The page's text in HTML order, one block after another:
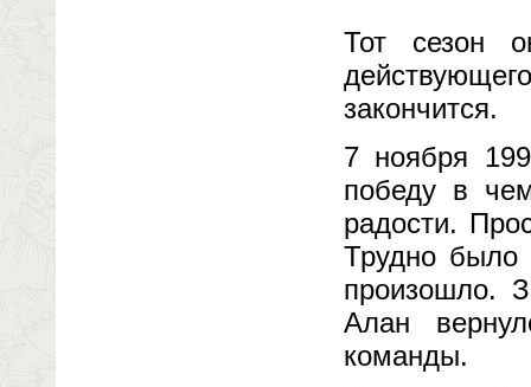
Тот сезон
закончится.
7 ноября
победу в
радости.
Трудно было
произошло.
Алан
команды.